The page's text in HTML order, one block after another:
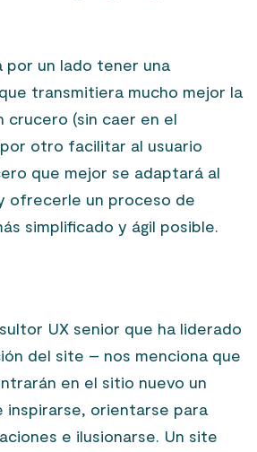
por un lado tener una
transmitiera mucho mejor la
crucero (sin caer en el
por otro facilitar al usuario
que mejor se adaptará al
ofrecerle un proceso de
simplificado y ágil posible.
UX senior que ha liderado
del site – nos menciona que
en el sitio nuevo un
inspirarse, orientarse para
e ilusionarse. Un site